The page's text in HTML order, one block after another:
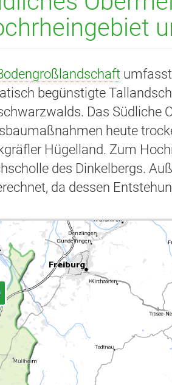
begünstigte
Das Südliche
heute
Hügelland. Zum
des Dinkelbergs.
da dessen